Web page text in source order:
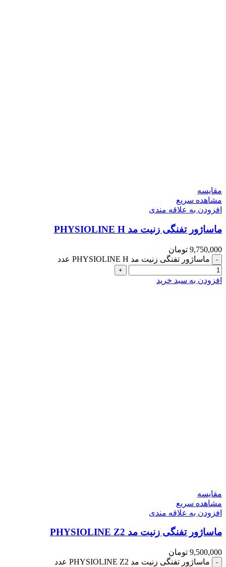
مقایسه
مشاهده سریع
افزودن به علاقه مندی
ماساژور تفنگی زنیت مد PHYSIOLINE H
9,750,000 تومان
ماساژور تفنگی زنیت مد PHYSIOLINE H عدد
افزودن به سبد خرید
مقایسه
مشاهده سریع
افزودن به علاقه مندی
ماساژور تفنگی زنیت مد PHYSIOLINE Z2
9,500,000 تومان
ماساژور تفنگی زنیت مد PHYSIOLINE Z2 عدد